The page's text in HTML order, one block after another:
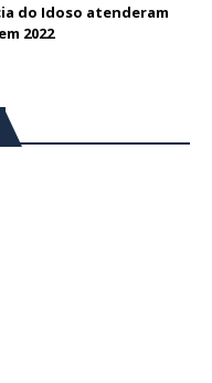
do Idoso atenderam
2022